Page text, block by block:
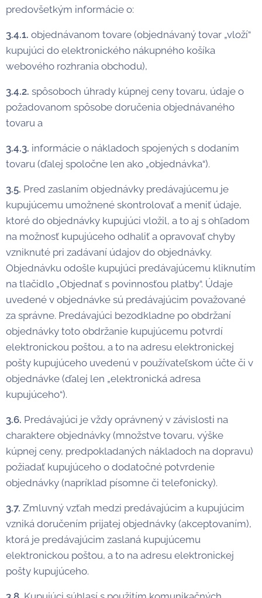
predovšetkým informácie o:
3.4.1. objednávanom tovare (objednávaný tovar „vloží“
kupujúci do elektronického nákupného košíka
webového rozhrania obchodu),
3.4.2. spôsoboch úhrady kúpnej ceny tovaru, údaje o
požadovanom spôsobe doručenia objednávaného
tovaru a
3.4.3. informácie o nákladoch spojených s dodaním
tovaru (ďalej spoločne len ako „objednávka“).
3.5. Pred zaslaním objednávky predávajúcemu je
kupujúcemu umožnené skontrolovať a meniť údaje,
ktoré do objednávky kupujúci vložil, a to aj s ohľadom
na možnosť kupujúceho odhaliť a opravovať chyby
vzniknuté pri zadávaní údajov do objednávky.
Objednávku odošle kupujúci predávajúcemu kliknutím
na tlačidlo „Objednať s povinnosťou platby“. Údaje
uvedené v objednávke sú predávajúcim považované
za správne. Predávajúci bezodkladne po obdržaní
objednávky toto obdržanie kupujúcemu potvrdí
elektronickou poštou, a to na adresu elektronickej
pošty kupujúceho uvedenú v používateľskom účte či v
objednávke (ďalej len „elektronická adresa
kupujúceho“).
3.6. Predávajúci je vždy oprávnený v závislosti na
charaktere objednávky (množstve tovaru, výške
kúpnej ceny, predpokladaných nákladoch na dopravu)
požiadať kupujúceho o dodatočné potvrdenie
objednávky (napríklad písomne či telefonicky).
3.7. Zmluvný vzťah medzi predávajúcim a kupujúcim
vzniká doručením prijatej objednávky (akceptovaním),
ktorá je predávajúcim zaslaná kupujúcemu
elektronickou poštou, a to na adresu elektronickej
pošty kupujúceho.